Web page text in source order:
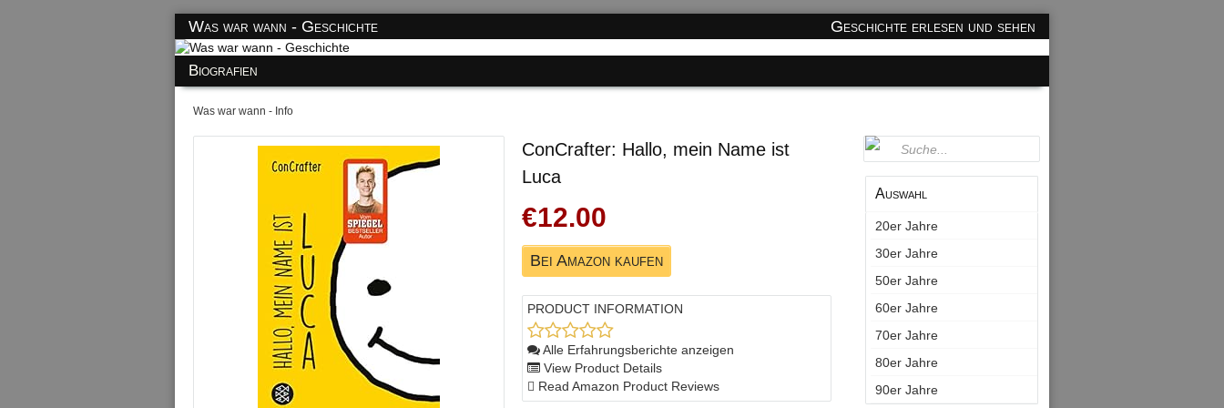
Geschichte erlesen und sehen
Was war wann - Geschichte
Biografien
Was war wann - Info
ConCrafter: Hallo, mein Name ist
Luca
€12.00
Bei Amazon kaufen
PRODUCT INFORMATION
Alle Erfahrungsberichte anzeigen
View Product Details
Read Amazon Product Reviews
Auswahl
20er Jahre
30er Jahre
50er Jahre
60er Jahre
70er Jahre
80er Jahre
90er Jahre